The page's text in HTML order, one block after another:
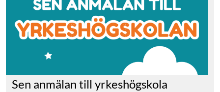
Sen anmälan till yrkeshögskola